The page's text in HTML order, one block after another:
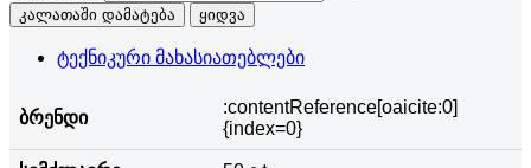
კალათაში დამატება ყიდვა
ტექნიკური მახასიათებლები
ბრენდი
:contentReference[oaicite:0]
{index=0}